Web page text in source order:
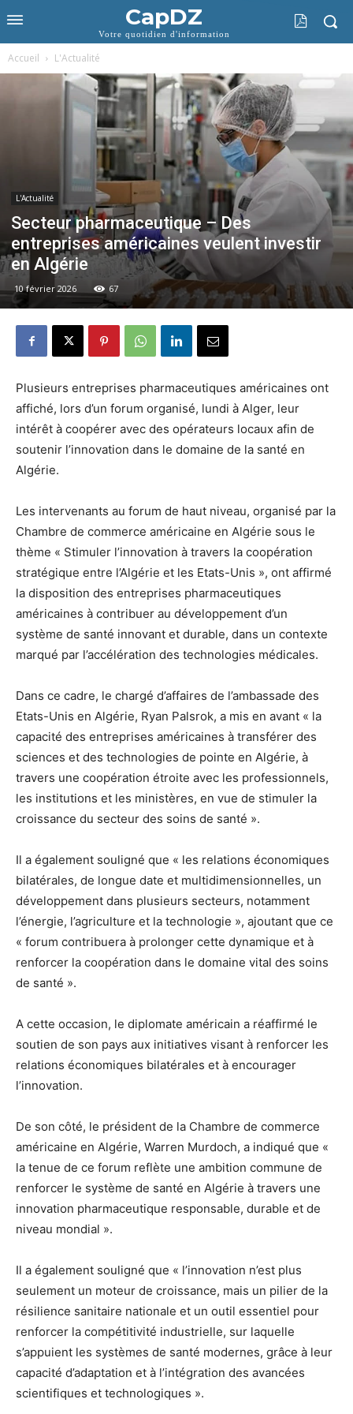
CapDZ
Votre quotidien d'information
Accueil L'Actualité
L'Actualité
Secteur pharmaceutique – Des
entreprises américaines veulent investir
en Algérie
10 février 2026 67
Plusieurs entreprises pharmaceutiques américaines ont
affiché, lors d’un forum organisé, lundi à Alger, leur
intérêt à coopérer avec des opérateurs locaux afin de
soutenir l’innovation dans le domaine de la santé en
Algérie.
Les intervenants au forum de haut niveau, organisé par la
Chambre de commerce américaine en Algérie sous le
thème « Stimuler l’innovation à travers la coopération
stratégique entre l’Algérie et les Etats-Unis », ont affirmé
la disposition des entreprises pharmaceutiques
américaines à contribuer au développement d’un
système de santé innovant et durable, dans un contexte
marqué par l’accélération des technologies médicales.
Dans ce cadre, le chargé d’affaires de l’ambassade des
Etats-Unis en Algérie, Ryan Palsrok, a mis en avant « la
capacité des entreprises américaines à transférer des
sciences et des technologies de pointe en Algérie, à
travers une coopération étroite avec les professionnels,
les institutions et les ministères, en vue de stimuler la
croissance du secteur des soins de santé ».
Il a également souligné que « les relations économiques
bilatérales, de longue date et multidimensionnelles, un
développement dans plusieurs secteurs, notamment
l’énergie, l’agriculture et la technologie », ajoutant que ce
« forum contribuera à prolonger cette dynamique et à
renforcer la coopération dans le domaine vital des soins
de santé ».
A cette occasion, le diplomate américain a réaffirmé le
soutien de son pays aux initiatives visant à renforcer les
relations économiques bilatérales et à encourager
l’innovation.
De son côté, le président de la Chambre de commerce
américaine en Algérie, Warren Murdoch, a indiqué que «
la tenue de ce forum reflète une ambition commune de
renforcer le système de santé en Algérie à travers une
innovation pharmaceutique responsable, durable et de
niveau mondial ».
Il a également souligné que « l’innovation n’est plus
seulement un moteur de croissance, mais un pilier de la
résilience sanitaire nationale et un outil essentiel pour
renforcer la compétitivité industrielle, sur laquelle
s’appuient les systèmes de santé modernes, grâce à leur
capacité d’adaptation et à l’intégration des avancées
scientifiques et technologiques ».